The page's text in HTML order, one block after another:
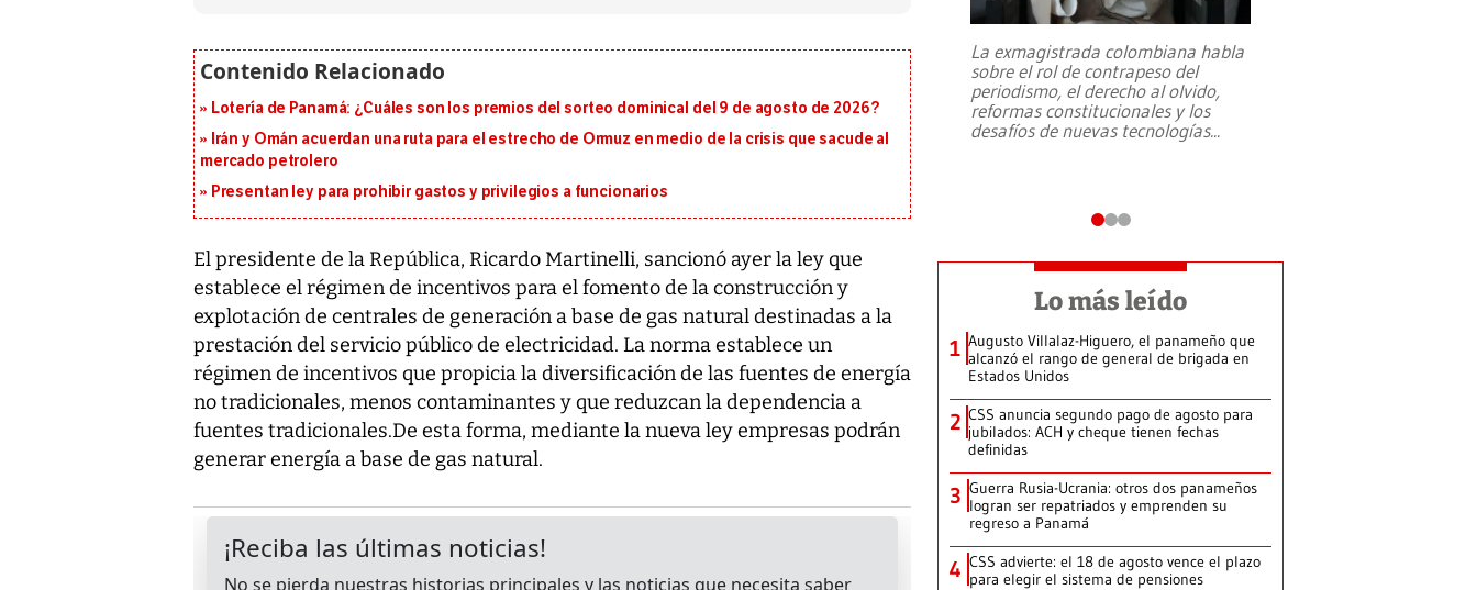
Lotería de Panamá: ¿Cuáles son los premios del sorteo dominical del 9 de agosto de 2026?
Irán y Omán acuerdan una ruta para el estrecho de Ormuz en medio de la crisis que sacude al
mercado petrolero
Presentan ley para prohibir gastos y privilegios a funcionarios
El presidente de la República, Ricardo Martinelli, sancionó ayer la ley que
establece el régimen de incentivos para el fomento de la construcción y
explotación de centrales de generación a base de gas natural destinadas a la
prestación del servicio público de electricidad. La norma establece un
régimen de incentivos que propicia la diversificación de las fuentes de energía
no tradicionales, menos contaminantes y que reduzcan la dependencia a
fuentes tradicionales.De esta forma, mediante la nueva ley empresas podrán
generar energía a base de gas natural.
al sur de Japón, provocando una
La exmagistrada colombiana habla
sobre el rol de contrapeso del
periodismo, el derecho al olvido,
reformas constitucionales y los
desafíos de nuevas tecnologías...
Lo más leído
1 Augusto Villalaz-Higuero, el panameño que
alcanzó el rango de general de brigada en
Estados Unidos
2 CSS anuncia segundo pago de agosto para
jubilados: ACH y cheque tienen fechas
definidas
3 Guerra Rusia-Ucrania: otros dos panameños
logran ser repatriados y emprenden su
regreso a Panamá
4 CSS advierte: el 18 de agosto vence el plazo
para elegir el sistema de pensiones